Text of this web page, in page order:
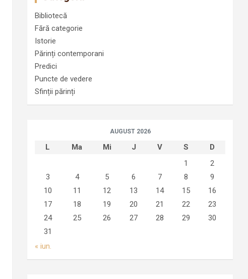
Bibliotecă
Fără categorie
Istorie
Părinți contemporani
Predici
Puncte de vedere
Sfinții părinți
AUGUST 2026
L Ma Mi J V S
D
1
2
3
4 5 6 7 8
9
10
11 12 13 14 15
16
17
18 19 20 21 22
23
24
25 26 27 28 29
30
31
« iun.